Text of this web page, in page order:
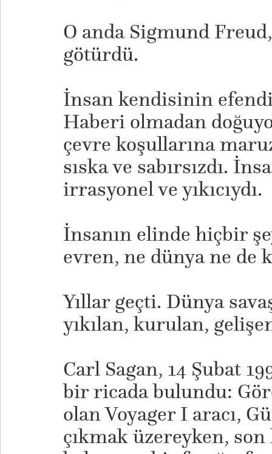
O anda Sigmund
götürdü.
İnsan kendisinin
Haberi olmadan
çevre koşullarına
sıska ve sabırsızdı.
irrasyonel ve yıkıcıydı.
İnsanın elinde hiçbir
evren, ne dünya ne de
Yıllar geçti. Dünya
yıkılan, kurulan,
​Carl Sagan, 14 Şubat
bir ricada bulundu:
olan Voyager I aracı,
çıkmak üzereyken,